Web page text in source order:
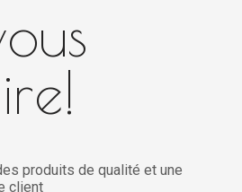
produits de qualité et une
client